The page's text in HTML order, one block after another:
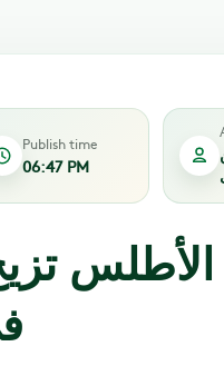
Publish time
06:47 PM